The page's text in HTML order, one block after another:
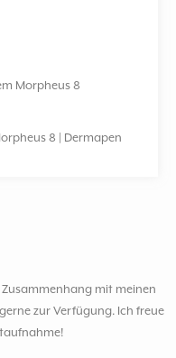
Morpheus 8
8 | Dermapen
mit meinen
zur Verfügung. Ich freue